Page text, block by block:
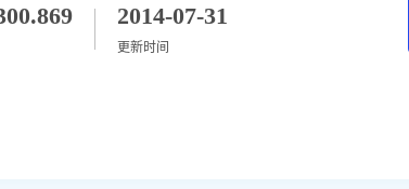
2014-07-31
更新时间